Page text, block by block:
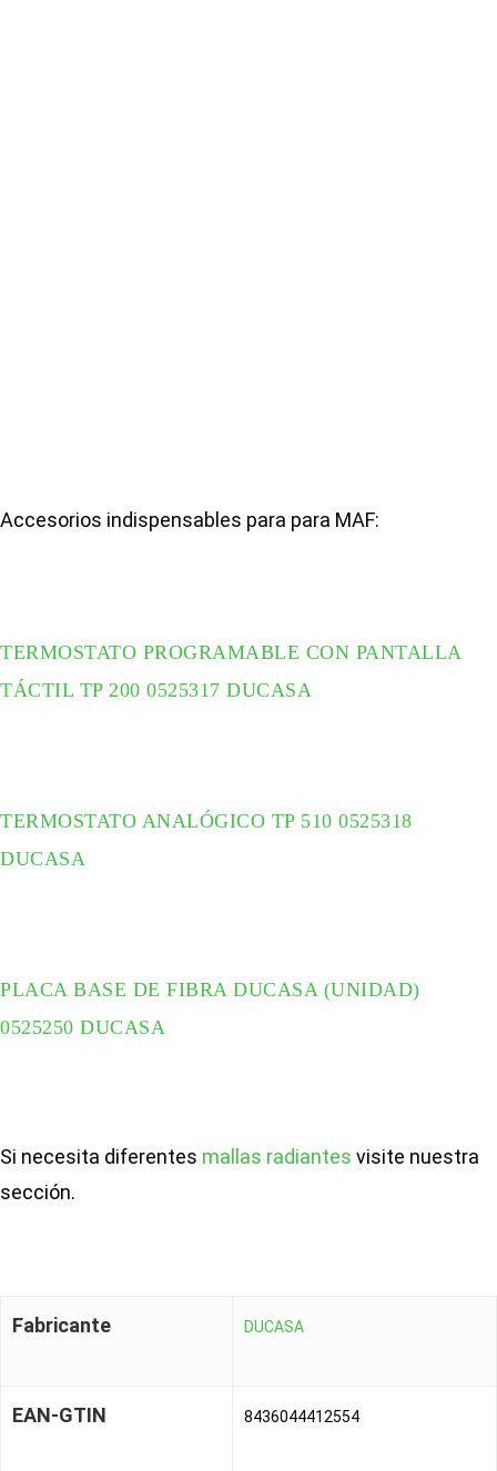
Accesorios indispensables para para MAF:
TERMOSTATO PROGRAMABLE CON PANTALLA
TÁCTIL TP 200 0525317 DUCASA
TERMOSTATO ANALÓGICO TP 510 0525318
DUCASA
PLACA BASE DE FIBRA DUCASA (UNIDAD)
0525250 DUCASA
Si necesita diferentes mallas radiantes visite nuestra
sección.
Fabricante DUCASA
EAN-GTIN 8436044412554